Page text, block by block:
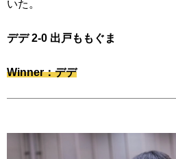
いた。
デデ 2-0 出戸ももぐま
Winner：デデ